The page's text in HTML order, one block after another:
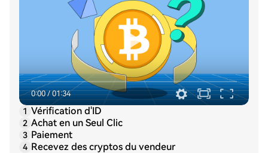
d'approvisionnement de Bitcoin est plafonnée à 21 millions
de BTC. En tant que tel, Bitcoin est souvent appelé
&quot;l'or numérique&quot;.
0:00/01:34
1 Vérification d'ID
2 Achat en un Seul Clic
3 Paiement
4 Recevez des cryptos du vendeur